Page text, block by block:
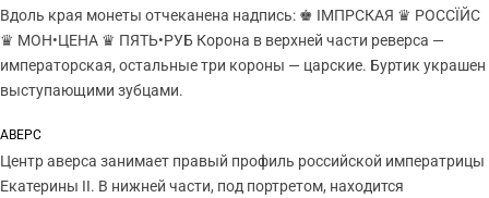
Вдоль края монеты отчеканена надпись: ♚ IМПРСКАЯ ♛ РОССÏЙС
♛ МОН•ЦЕНА ♛ ПЯТЬ•РУБ Корона в верхней части реверса —
императорская, остальные три короны — царские. Буртик украшен
выступающими зубцами.
АВЕРС
Центр аверса занимает правый профиль российской императрицы
Екатерины II. В нижней части, под портретом, находится